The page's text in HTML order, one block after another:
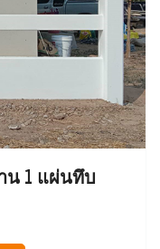
น 1 แผ่นทึบ